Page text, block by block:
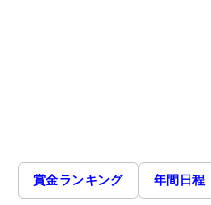
賞金ランキング 年間日程